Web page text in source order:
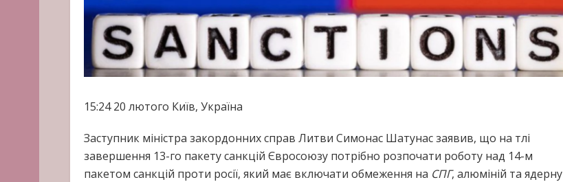
15:24 20 лютого Київ, Україна
Заступник міністра закордонних справ Литви Симонас Шатунас заявив, що на тлі
завершення 13-го пакету санкцій Євросоюзу потрібно розпочати роботу над 14-м
пакетом санкцій проти росії, який має включати обмеження на СПГ, алюміній та ядерну